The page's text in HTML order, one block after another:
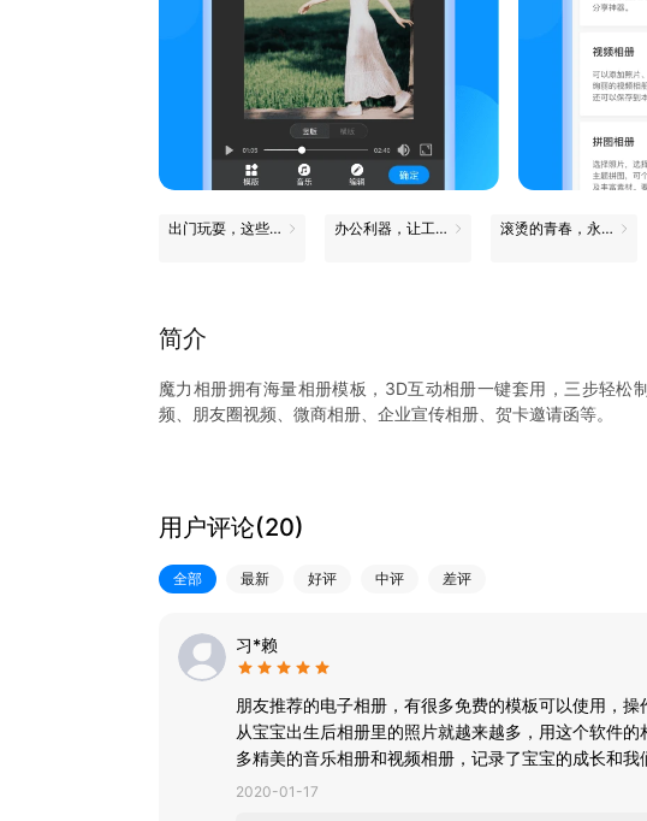
出门玩耍，这些App帮你省心 办公利器，让工作更轻松 滚烫的青春，永远的心跳
简介
魔力相册拥有海量相册模板，3D互动相册一键套用，三步轻松
频、朋友圈视频、微商相册、企业宣传相册、贺卡邀请函等。
* 海量音乐库资源，支持手机本地和PC端同步上传；
* 支持相册存储管理，想要的照片随时随地导入导出；
* 每周上新，专业设计团队精心打造多种类型炫酷主题模板，如
记录、友谊岁月、同学聚会、婚礼现场、古风文艺、影视剧等等；
==联系我们==
我们重视每一位用户的建议反馈，努力把产品做得更好！
微信公众号：魔力相册（molixiangce）
魔力相册网站：www.molixiangce.com
用户评论(20)
全部 最新 好评 中评 差评
习*赖
朋友推荐的电子相册，有很多免费的模板可以使用，
从宝宝出生后相册里的照片就越来越多，用这个软件
多精美的音乐相册和视频相册，记录了宝宝的成长和我
2020-01-17